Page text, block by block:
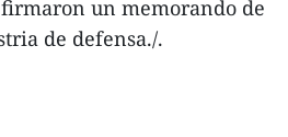
un memorando de
de defensa./.